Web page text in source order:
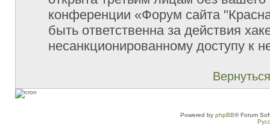
конференции «Форум сайта
быть ответственна за действия
несанкционированному доступу к
Powered by phpBB® Forum